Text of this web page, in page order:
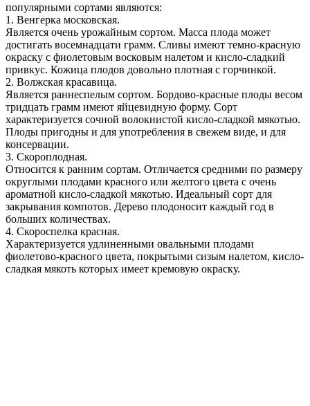
популярными сортами являются:
1. Венгерка московская.
Является очень урожайным сортом. Масса плода может
достигать восемнадцати грамм. Сливы имеют темно-красную
окраску с фиолетовым восковым налетом и кисло-сладкий
привкус. Кожица плодов довольно плотная с горчинкой.
2. Волжская красавица.
Является раннеспелым сортом. Бордово-красные плоды весом
тридцать грамм имеют яйцевидную форму. Сорт
характеризуется сочной волокнистой кисло-сладкой мякотью.
Плоды пригодны и для употребления в свежем виде, и для
консервации.
3. Скороплодная.
Относится к ранним сортам. Отличается средними по размеру
округлыми плодами красного или желтого цвета с очень
ароматной кисло-сладкой мякотью. Идеальный сорт для
закрывания компотов. Дерево плодоносит каждый год в
больших количествах.
4. Скороспелка красная.
Характеризуется удлиненными овальными плодами
фиолетово-красного цвета, покрытыми сизым налетом, кисло-
сладкая мякоть которых имеет кремовую окраску.